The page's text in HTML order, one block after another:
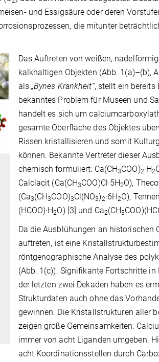
und Essigsäure oder deren
die mitunter
Das Auftreten von weißen,
kalkhaltigen Objekten (Abb. 1(a)–(b),
als „Bynes Krankheit“, stellt ein bereits
bekanntes Problem für Museen und
handelt es sich um
gesamte Oberfläche des Objektes
Rissen kristallisieren und somit
können. Bekannte Vertreter dieser
chemisch formuliert: Ca(CH3COO)2·H2
Calclacit (Ca(CH3COO)Cl·5H2O),
(Ca3(CH3COO)3Cl(NO3)2·6H2O),
(HCOO)·H2O) [3] und Ca2(CH3
Da die Ausblühungen an historischen
auftreten, ist eine
röntgenographische Analyse des
(Abb. 1(c)). Signifikante Fortschritte in
der letzten zwei Dekaden haben es
Strukturdaten auch ohne das
gewinnen. Die Kristallstrukturen aller
zeigen große Gemeinsamkeiten:
immer von acht Liganden umgeben.
acht Koordinationsstellen durch